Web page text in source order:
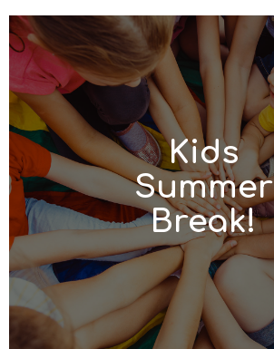
PROJECTS
ΕΚΔΟΣΕΙΣ THE BOOK
PROJECT
SCRIBO
ESHOP
ΝΕΑ
ΕΠΙΚΟΙΝΩΝΙΑ
0,00 €
Kids
Summer
Break!